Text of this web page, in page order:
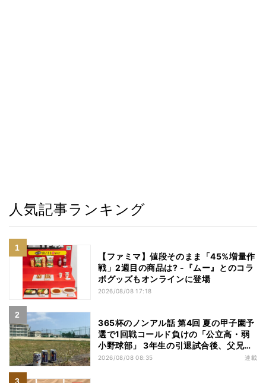
人気記事ランキング
【ファミマ】値段そのまま「45%増量作
戦」2週目の商品は? -『ムー』とのコラ
ボグッズもオンラインに登場
2026/08/08 17:18
365杯のノンアル話 第4回 夏の甲子園予
選で1回戦コールド負けの「公立高・弱
小野球部」 3年生の引退試合後、父兄
が“現場”で取り出したのは……
2026/08/08 08:35 連載